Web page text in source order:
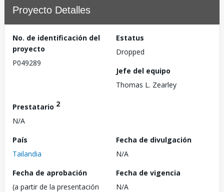
Proyecto Detalles
No. de identificación del
proyecto
P049289
Estatus
Dropped
Jefe del equipo
Thomas L. Zearley
Prestatario 2
N/A
País
Tailandia
Fecha de divulgación
N/A
Fecha de aprobación
(a partir de la presentación
Fecha de vigencia
N/A